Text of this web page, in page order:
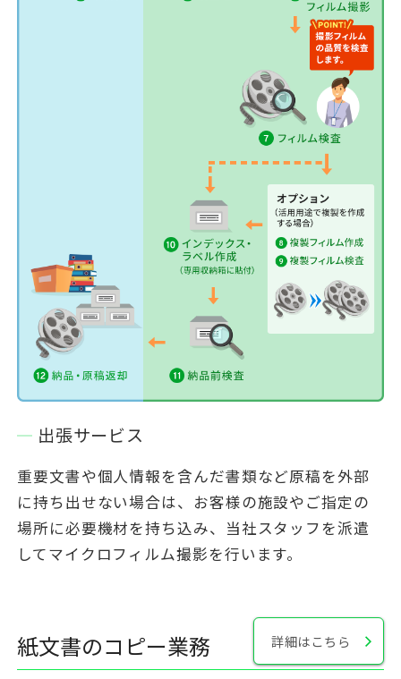
出張サービス
重要文書や個人情報を含んだ書類など原稿を外部
に持ち出せない場合は、お客様の施設やご指定の
場所に必要機材を持ち込み、当社スタッフを派遣
してマイクロフィルム撮影を行います。
紙文書のコピー業務 詳細はこちら